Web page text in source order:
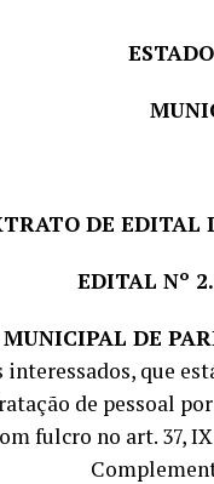
DE EDITAL
EDITAL Nº
DE
interessados, que
de pessoal
fulcro no art. 37,